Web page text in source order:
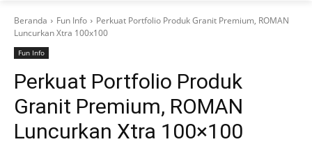
Beranda Fun Info
Perkuat Portfolio Produk Granit Premium, ROMAN
Luncurkan Xtra 100x100
Fun Info
Perkuat Portfolio Produk
Granit Premium, ROMAN
Luncurkan Xtra 100×100